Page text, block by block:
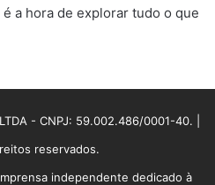
a hora de explorar tudo o que
- CNPJ: 59.002.486/0001-40. |
reservados.
independente dedicado à